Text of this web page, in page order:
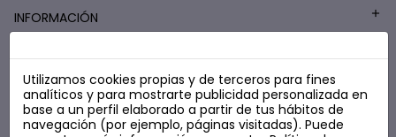
INFORMACIÓN
COSMÉTICA LOW COST
Utilizamos cookies propias y de terceros para fines
analíticos y para mostrarte publicidad personalizada en
base a un perfil elaborado a partir de tus hábitos de
navegación (por ejemplo, páginas visitadas). Puede